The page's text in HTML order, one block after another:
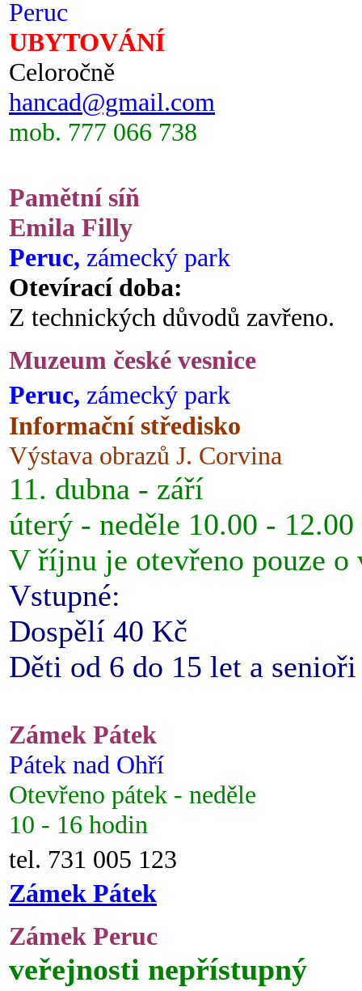
Peruc
UBYTOVÁNÍ
Celoročně
hancad@gmail.com
mob. 777 066 738
Pamětní síň
Emila Filly
Peruc, zámecký park
Otevírací doba:
Z technických důvodů zavřeno.
Muzeum české vesnice
Peruc, zámecký park
Informační středisko
Výstava obrazů J. Corvina
11. dubna - září
úterý - neděle 10.00 -
V říjnu je otevřeno pouze o
Vstupné:
Dospělí 40 Kč
Děti od 6 do 15 let a
Zámek Pátek
Pátek nad Ohří
Otevřeno pátek - neděle
10 - 16 hodin
tel. 731 005 123
Zámek Pátek
Zámek Peruc
veřejnosti nepřístupný